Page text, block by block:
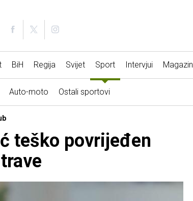
BiH Regija Svijet Sport Intervjui Magazin
Auto-moto Ostali sportovi
teško povrijeđen